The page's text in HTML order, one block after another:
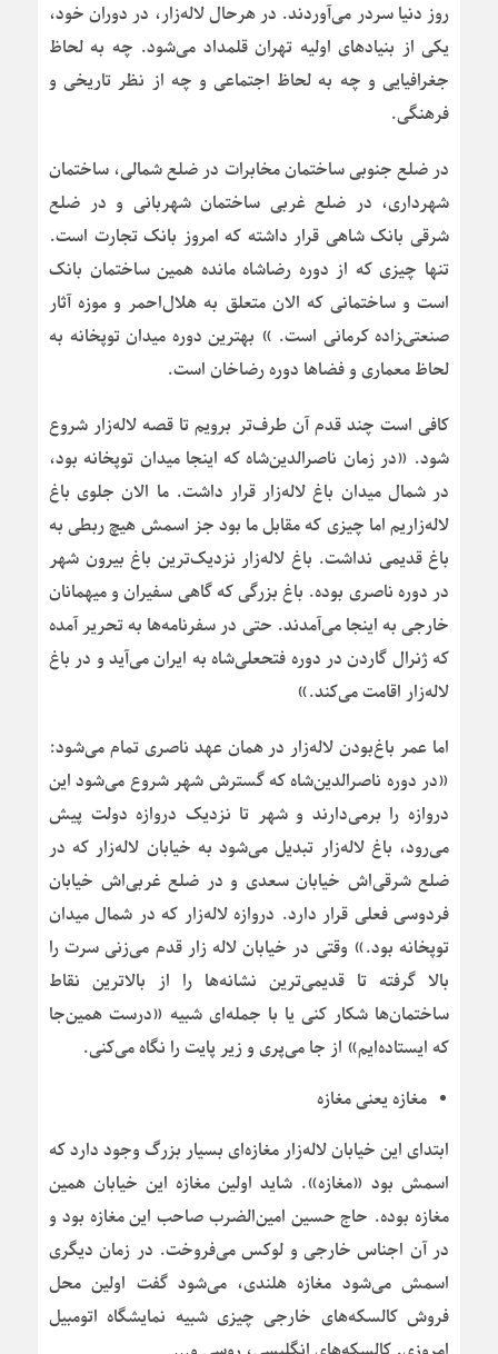
روز دنیا سردر می‌آوردند. در هرحال لاله‌زار، در دوران خود،
یکی از بنیادهای اولیه تهران قلمداد می‌شود. چه به لحاظ
جغرافیایی و چه به لحاظ اجتماعی و چه از نظر تاریخی و
فرهنگی.
در ضلع جنوبی ساختمان مخابرات در ضلع شمالی، ساختمان
شهرداری، در ضلع غربی ساختمان شهربانی و در ضلع
شرقی بانک شاهی قرار داشته که امروز بانک تجارت است.
تنها چیزی که از دوره رضاشاه مانده همین ساختمان بانک
است و ساختمانی که الان متعلق به هلال‌احمر و موزه آثار
صنعتی‌‍زاده کرمانی است. » بهترین دوره میدان توپخانه به
لحاظ معماری و فضاها دوره رضاخان است.
کافی است چند قدم آن طرف‌تر برویم تا قصه لاله‌زار شروع
شود. «در زمان ناصرالدین‌شاه که اینجا میدان توپخانه بود،
در شمال میدان باغ لاله‌زار قرار داشت. ما الان جلوی باغ
لاله‌زاریم اما چیزی که مقابل ما بود جز اسمش هیچ ربطی به
باغ قدیمی نداشت. باغ لاله‌زار نزدیک‌ترین باغ بیرون شهر
در دوره ناصری بوده. باغ بزرگی که گاهی سفیران و میهمانان
خارجی به اینجا می‌آمدند. حتی در سفرنامه‌ها به تحریر آمده
که ژنرال گاردن در دوره فتحعلی‌شاه به ایران می‌آید و در باغ
لاله‌زار اقامت می‌کند.»
اما عمر باغ‌بودن لاله‌زار در همان عهد ناصری تمام می‌شود:
«در دوره ناصرالدین‌شاه که گسترش شهر شروع می‌شود این
دروازه را برمی‌دارند و شهر تا نزدیک دروازه دولت پیش
می‌رود، باغ لاله‌زار تبدیل می‌شود به خیابان لاله‌زار که در
ضلع شرقی‌اش خیابان سعدی و در ضلع غربی‌اش خیابان
فردوسی فعلی قرار دارد. دروازه لاله‌زار که در شمال میدان
توپخانه بود.» وقتی در خیابان لاله زار قدم می‌زنی سرت را
بالا گرفته تا قدیمی‌ترین نشانه‌ها را از بالاترین نقاط
ساختمان‌ها شکار کنی یا با جمله‌ای شبیه «درست همین‌جا
که ایستاده‌ایم» از جا می‌پری و زیر پایت را نگاه می‌کنی.
مغازه یعنی مغازه
ابتدای این خیابان لاله‌زار مغازه‌ای بسیار بزرگ وجود دارد که
اسمش بود «مغازه». شاید اولین مغازه این خیابان همین
مغازه بوده. حاج حسین امین‌الضرب صاحب این مغازه بود و
در آن اجناس خارجی و لوکس می‌فروخت. در زمان دیگری
اسمش می‌شود مغازه هلندی، می‌شود گفت اولین محل
فروش کالسکه‌های خارجی چیزی شبیه نمایشگاه اتومبیل